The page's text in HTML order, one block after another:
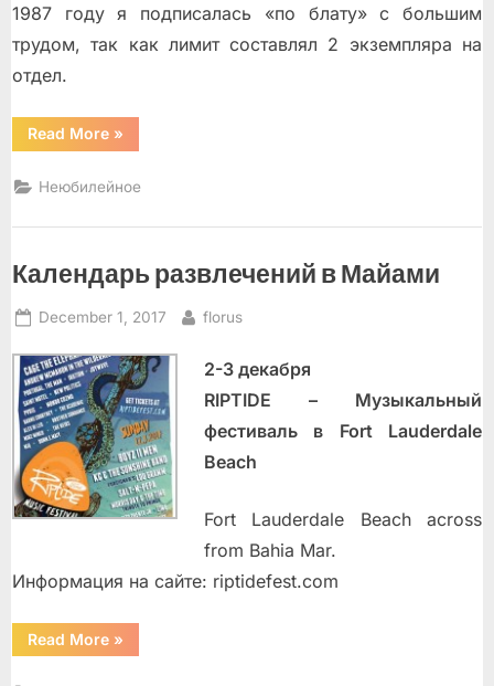
1987 году я подписалась «по блату» с большим
трудом, так как лимит составлял 2 экземпляра на
отдел.
Read More“Семнадцать
лет,
зим…”
»
Неюбилейное
Календарь развлечений в Майами
Posted
December 1, 2017 By
florus
2-3 декабря
RIPTIDE – Музыкальный
фестиваль в Fort Lauderdale
Beach
Fort Lauderdale Beach across
from Bahia Mar.
Информация на сайте: riptidefest.com
Read More“Календарь
развлечений
»